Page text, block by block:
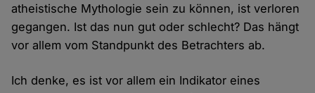
atheistische Mythologie sein zu können, ist verloren
gegangen. Ist das nun gut oder schlecht? Das hängt
vor allem vom Standpunkt des Betrachters ab.
Ich denke, es ist vor allem ein Indikator eines